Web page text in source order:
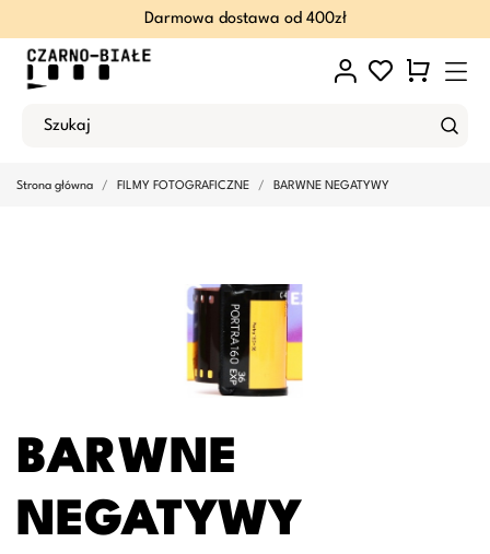
Darmowa dostawa od 400zł
Strona główna FILMY FOTOGRAFICZNE BARWNE NEGATYWY
BARWNE
NEGATYWY